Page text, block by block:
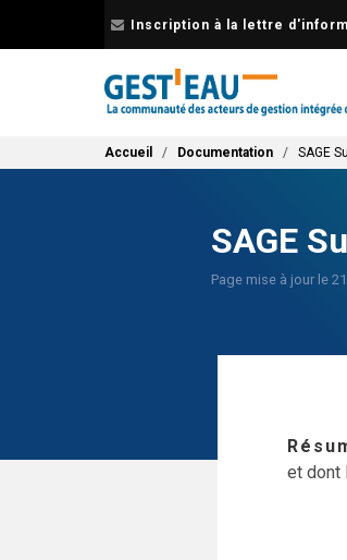
Inscription à la lettre
Fil d'Ariane
Accueil Documentation SAGE
SAGE
Page mise à jour le
et dont